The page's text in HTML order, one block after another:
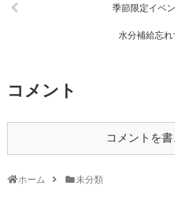
季節限定イベ
水分補給忘れ
コメント
コメントを
ホーム 未分類